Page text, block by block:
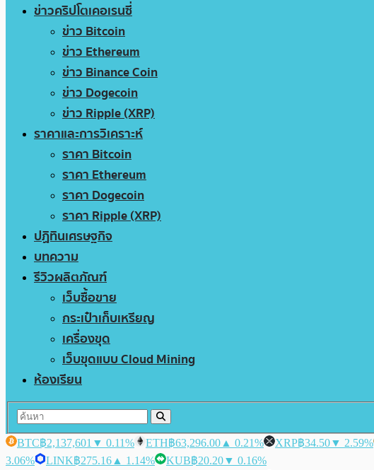
ข่าวคริปโตเคอเรนซี่
ข่าว Bitcoin
ข่าว Ethereum
ข่าว Binance Coin
ข่าว Dogecoin
ข่าว Ripple (XRP)
ราคาและการวิเคราะห์
ราคา Bitcoin
ราคา Ethereum
ราคา Dogecoin
ราคา Ripple (XRP)
ปฏิทินเศรษฐกิจ
บทความ
รีวิวผลิตภัณฑ์
เว็บซื้อขาย
กระเป๋าเก็บเหรียญ
เครื่องขุด
เว็บขุดแบบ Cloud Mining
ห้องเรียน
BTC฿2,137,601 ▼ 0.11% ETH฿63,296.00 ▲ 0.21% XRP฿34.50▼ 2.59%
3.06%
LINK฿275.16 ▲ 1.14% KUB฿20.20▼ 0.16%